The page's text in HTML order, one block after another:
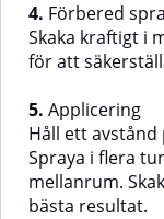
4. Förbered
Skaka kraftigt i
för att
5. Applicering
Håll ett avstånd
Spraya i flera
mellanrum.
bästa resultat.